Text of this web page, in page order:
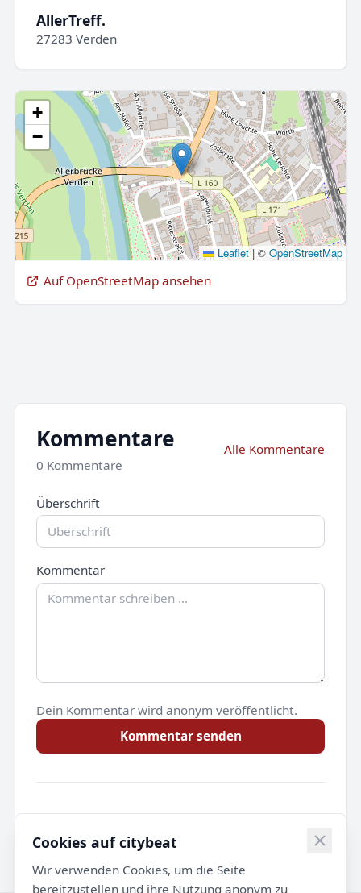
AllerTreff.
27283 Verden
+
−
Leaflet |© OpenStreetMap
Auf OpenStreetMap ansehen
Kommentare
0 Kommentare
Alle Kommentare
Überschrift
Kommentar
Dein Kommentar wird anonym veröffentlicht.
Kommentar senden
Noch keine Kommentare.
Cookies auf citybeat
Wir verwenden Cookies, um die Seite
bereitzustellen und ihre Nutzung anonym zu